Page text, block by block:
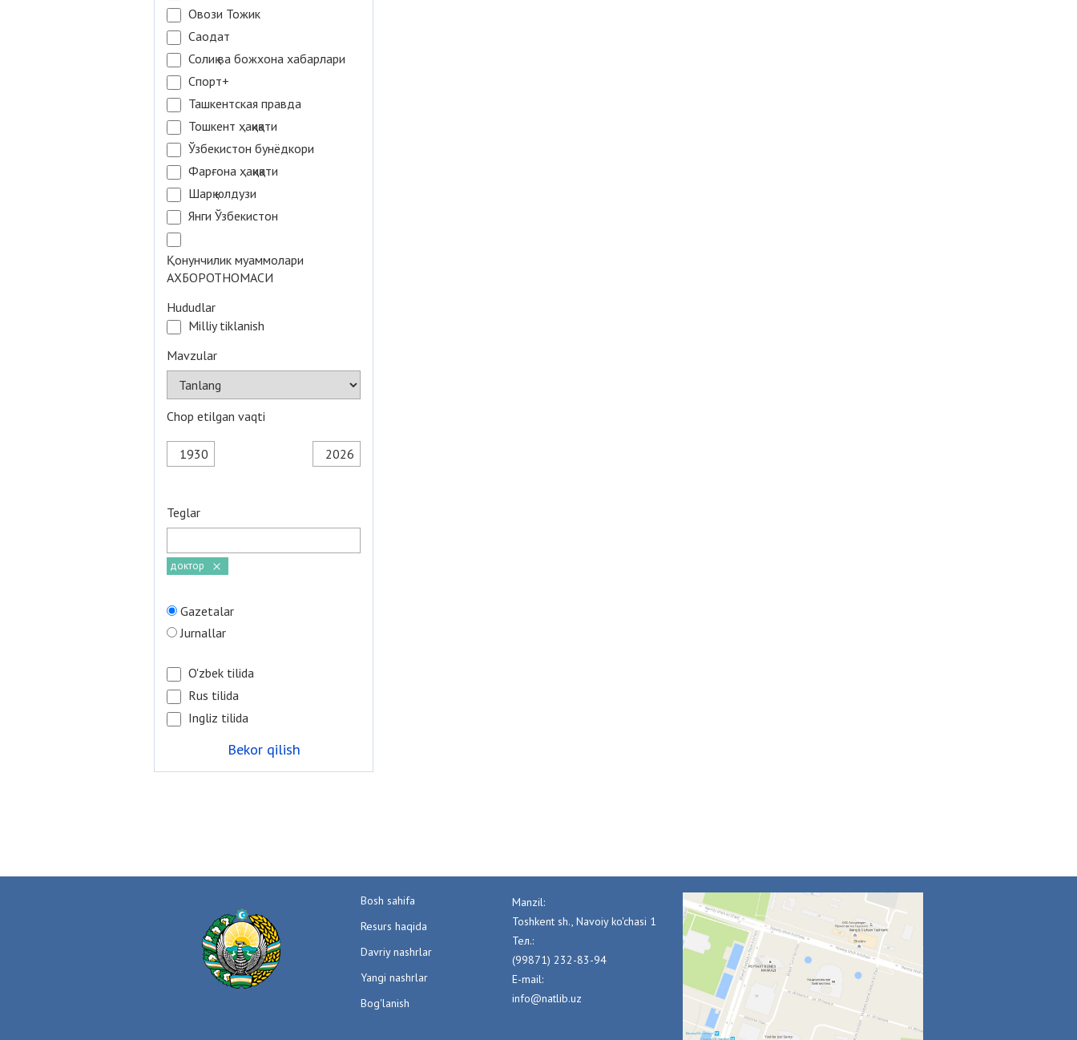
Овози Тожик
Саодат
Солиқ ва божхона хабарлари
Спорт+
Ташкентская правда
Тошкент ҳақиқати
Ўзбекистон бунёдкори
Фарғона ҳақиқати
Шарқ юлдузи
Янги Ўзбекистон
Қонунчилик муаммолари
АХБОРОТНОМАСИ
Hududlar
Milliy tiklanish
Mavzular
Chop etilgan vaqti
Teglar
доктор
Gazetalar
Jurnallar
O'zbek tilida
Rus tilida
Ingliz tilida
Bekor qilish
Bosh sahifa
Resurs haqida
Davriy nashrlar
Yangi nashrlar
Bog'lanish
Manzil:
Toshkent sh., Navoiy ko'chasi 1
Тел.:
(99871) 232-83-94
E-mail:
info@natlib.uz